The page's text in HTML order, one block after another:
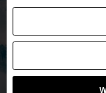
ARTYKUŁY